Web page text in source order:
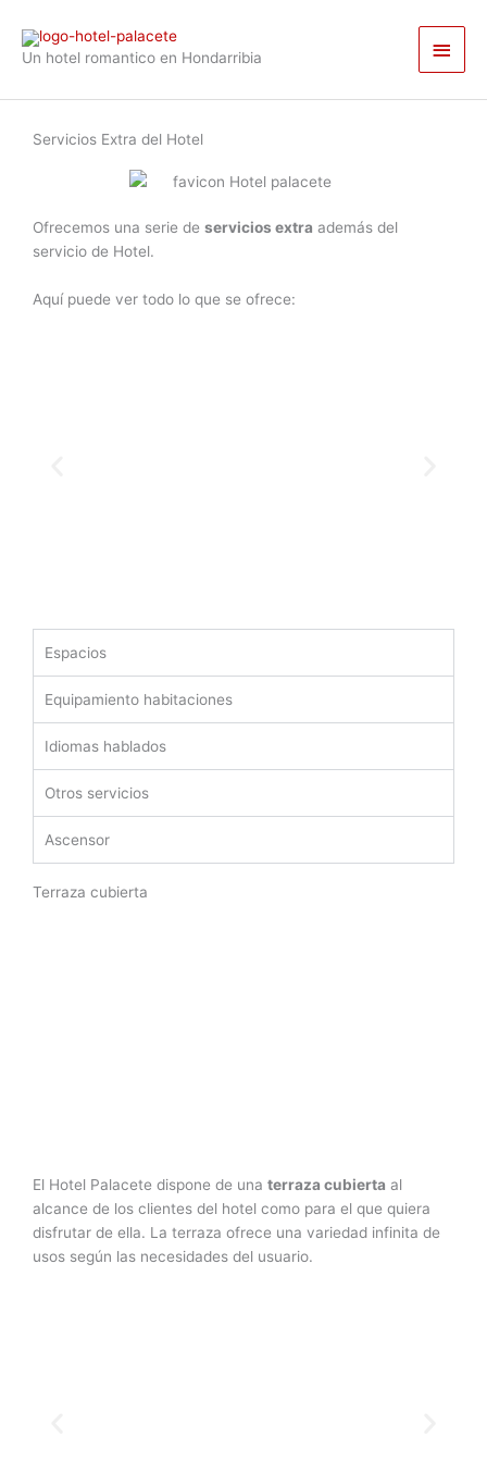
contenido
Un hotel romantico en Hondarribia
Menú
Servicios Extra del Hotel
Ofrecemos una serie de servicios extra además del
servicio de Hotel.
Aquí puede ver todo lo que se ofrece:
Espacios
Equipamiento habitaciones
Idiomas hablados
Otros servicios
Ascensor
Terraza cubierta
El Hotel Palacete dispone de una terraza cubierta al
alcance de los clientes del hotel como para el que quiera
disfrutar de ella. La terraza ofrece una variedad infinita de
usos según las necesidades del usuario.